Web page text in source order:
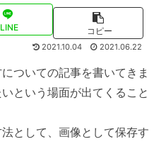
LINE コピー
2021.10.04 2021.06.22
ついての記事を書いてきま
という場面が出てくること
として、画像として保存す